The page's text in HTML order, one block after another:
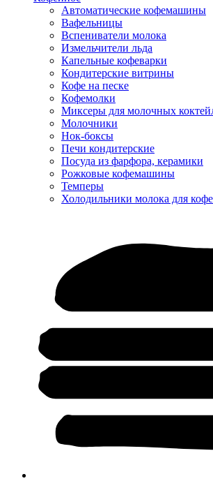
Автоматические кофемашины
Вафельницы
Вспениватели молока
Измельчители льда
Капельные кофеварки
Кондитерские витрины
Кофе на песке
Кофемолки
Миксеры для молочных
Молочники
Нок-боксы
Печи кондитерские
Посуда из фарфора, керамики
Рожковые кофемашины
Темперы
Холодильники молока для